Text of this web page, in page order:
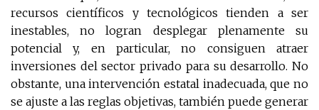
recursos científicos y tecnológicos tienden a ser
inestables, no logran desplegar plenamente su
potencial y, en particular, no consiguen atraer
inversiones del sector privado para su desarrollo. No
obstante, una intervención estatal inadecuada, que no
se ajuste a las reglas objetivas, también puede generar